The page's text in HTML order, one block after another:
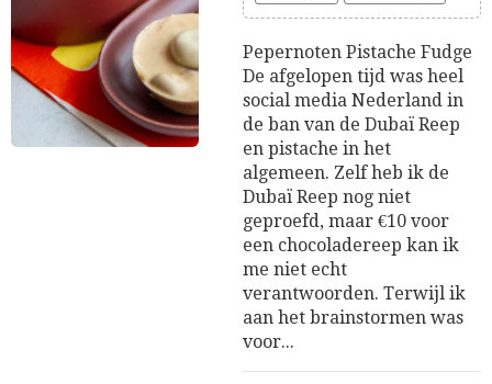
Pepernoten Pistache Fudge
De afgelopen tijd was heel
social media Nederland in
de ban van de Dubaï Reep
en pistache in het
algemeen. Zelf heb ik de
Dubaï Reep nog niet
geproefd, maar €10 voor
een chocoladereep kan ik
me niet echt
verantwoorden. Terwijl ik
aan het brainstormen was
voor...